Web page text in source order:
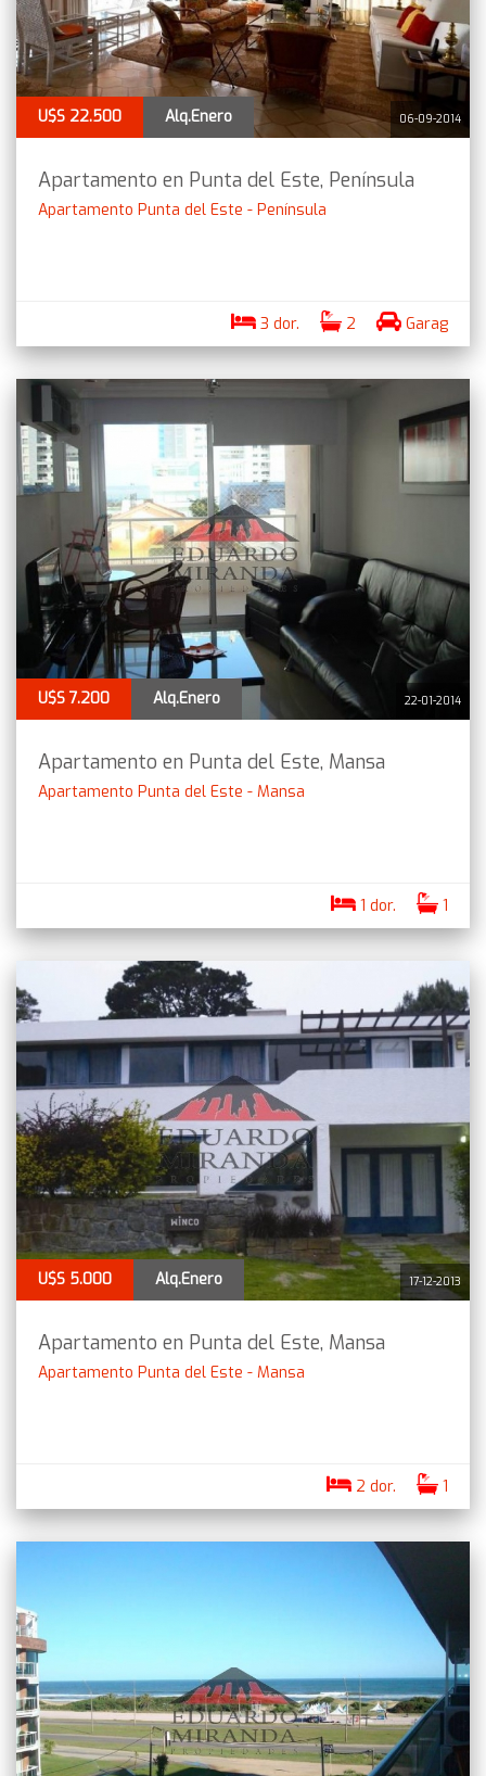
06-09-2014
U$S 22.500 Alq.Enero
Apartamento en Punta del Este, Península
Apartamento Punta del Este - Península
3 dor. 2 Garag
22-01-2014
U$S 7.200 Alq.Enero
Apartamento en Punta del Este, Mansa
Apartamento Punta del Este - Mansa
1 dor. 1
17-12-2013
U$S 5.000 Alq.Enero
Apartamento en Punta del Este, Mansa
Apartamento Punta del Este - Mansa
2 dor. 1